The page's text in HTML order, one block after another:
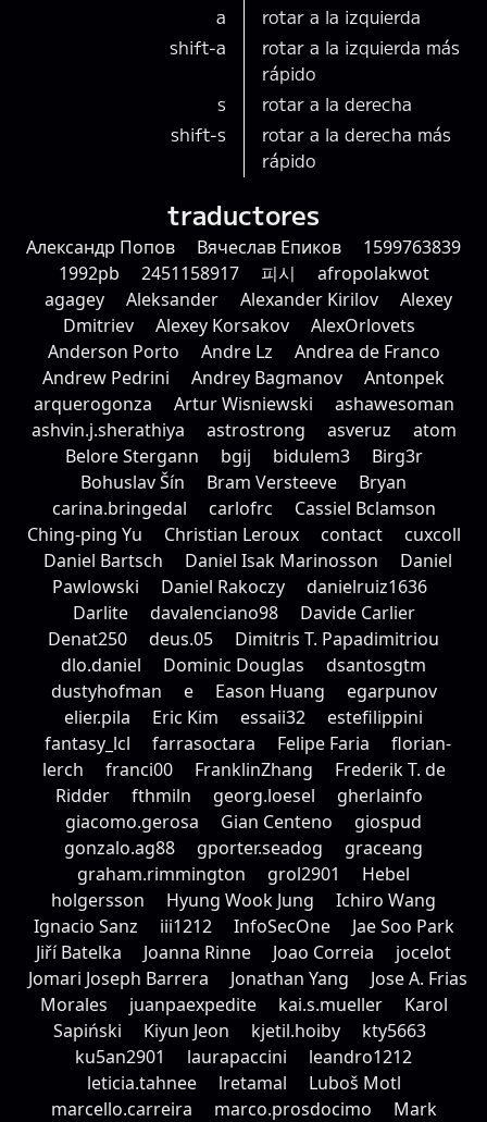
a
rotar a la izquierda
shift-a
rotar a la izquierda más
rápido
s
rotar a la derecha
shift-s
rotar a la derecha más
rápido
traductores
Александр Попов Вячеслав Епиков
1599763839
1992pb
2451158917 피시
afropolakwot
agagey
Aleksander Alexander Kirilov
Alexey
Dmitriev
Alexey Korsakov
AlexOrlovets
Anderson Porto
Andre Lz
Andrea de Franco
Andrew Pedrini
Andrey Bagmanov
Antonpek
arquerogonza
Artur Wisniewski
ashawesoman
ashvin.j.sherathiya
astrostrong asveruz
atom
Belore Stergann
bgij bidulem3
Birg3r
Bohuslav Šín
Bram Versteeve
Bryan
carina.bringedal
carlofrc
Cassiel Bclamson
Ching-ping Yu
Christian Leroux contact
cuxcoll
Daniel Bartsch
Daniel Isak Marinosson
Daniel
Pawlowski
Daniel Rakoczy
danielruiz1636
Darlite
davalenciano98
Davide Carlier
Denat250
deus.05
Dimitris T. Papadimitriou
dlo.daniel
Dominic Douglas
dsantosgtm
dustyhofman
e Eason Huang
egarpunov
elier.pila
Eric Kim essaii32
estefilippini
fantasy_lcl
farrasoctara Felipe Faria
florian-
lerch
franci00 FranklinZhang
Frederik T. de
Ridder
fthmiln georg.loesel
gherlainfo
giacomo.gerosa
Gian Centeno
giospud
gonzalo.ag88
gporter.seadog
graceang
graham.rimmington
grol2901
Hebel
holgersson
Hyung Wook Jung
Ichiro Wang
Ignacio Sanz
iii1212 InfoSecOne
Jae Soo Park
Jiří Batelka
Joanna Rinne Joao Correia
jocelot
Jomari Joseph Barrera
Jonathan Yang
Jose A. Frias
Morales
juanpaexpedite kai.s.mueller
Karol
Sapiński
Kiyun Jeon kjetil.hoiby
kty5663
ku5an2901
laurapaccini
leandro1212
leticia.tahnee
lretamal
Luboš Motl
marcello.carreira
marco.prosdocimo
Mark